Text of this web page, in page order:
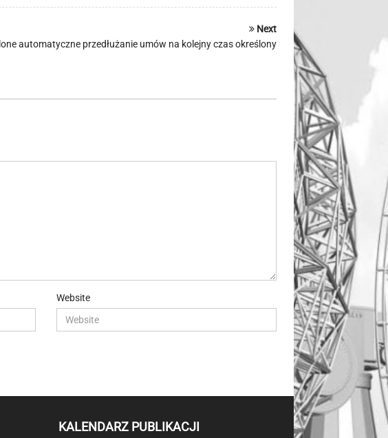
Next
automatyczne przedłużanie umów na kolejny czas określony
Website
KALENDARZ PUBLIKACJI